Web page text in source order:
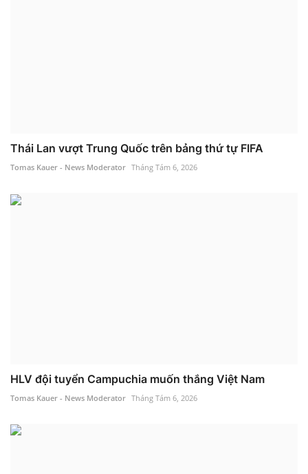
Thái Lan vượt Trung Quốc trên bảng thứ tự FIFA
Tomas Kauer - News Moderator Tháng Tám 6, 2026
HLV đội tuyển Campuchia muốn thắng Việt Nam
Tomas Kauer - News Moderator Tháng Tám 6, 2026